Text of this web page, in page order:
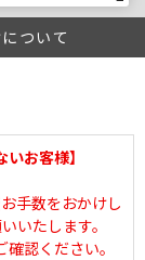
ついて
お客様】
手数をおかけし
いたします。
確認ください。